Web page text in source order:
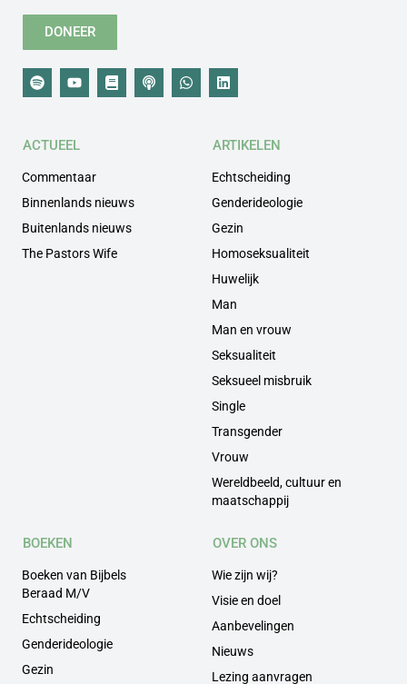
DONEER
ACTUEEL
Commentaar
Binnenlands nieuws
Buitenlands nieuws
The Pastors Wife
ARTIKELEN
Echtscheiding
Genderideologie
Gezin
Homoseksualiteit
Huwelijk
Man
Man en vrouw
Seksualiteit
Seksueel misbruik
Single
Transgender
Vrouw
Wereldbeeld, cultuur en
maatschappij
BOEKEN
Boeken van Bijbels
Beraad M/V
Echtscheiding
Genderideologie
Gezin
OVER ONS
Wie zijn wij?
Visie en doel
Aanbevelingen
Nieuws
Lezing aanvragen